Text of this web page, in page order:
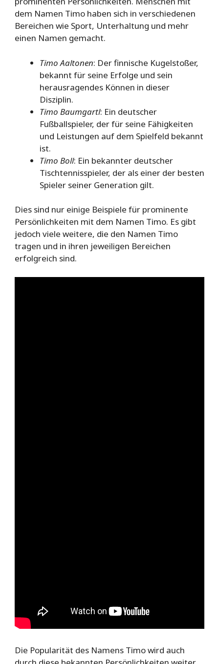
dem Namen Timo haben sich in verschiedenen
Bereichen wie Sport, Unterhaltung und mehr
einen Namen gemacht.
Timo Aaltonen: Der finnische Kugelstoßer,
bekannt für seine Erfolge und sein
herausragendes Können in dieser
Disziplin.
Timo Baumgartl: Ein deutscher
Fußballspieler, der für seine Fähigkeiten
und Leistungen auf dem Spielfeld bekannt
ist.
Timo Boll: Ein bekannter deutscher
Tischtennisspieler, der als einer der besten
Spieler seiner Generation gilt.
Dies sind nur einige Beispiele für prominente
Persönlichkeiten mit dem Namen Timo. Es gibt
jedoch viele weitere, die den Namen Timo
tragen und in ihren jeweiligen Bereichen
erfolgreich sind.
Die Popularität des Namens Timo wird auch